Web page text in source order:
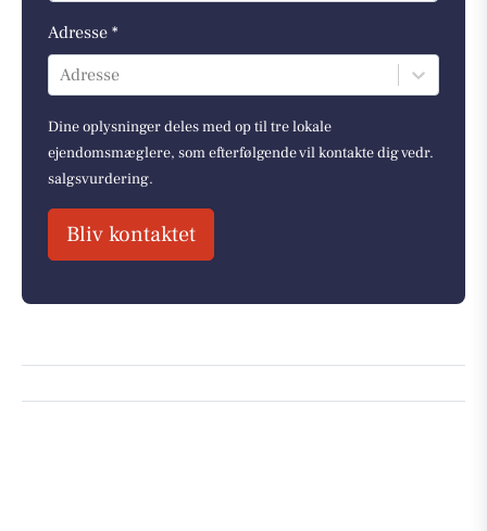
Adresse *
Adresse
Dine oplysninger deles med op til tre lokale
ejendomsmæglere, som efterfølgende vil kontakte dig vedr.
salgsvurdering.
Bliv kontaktet